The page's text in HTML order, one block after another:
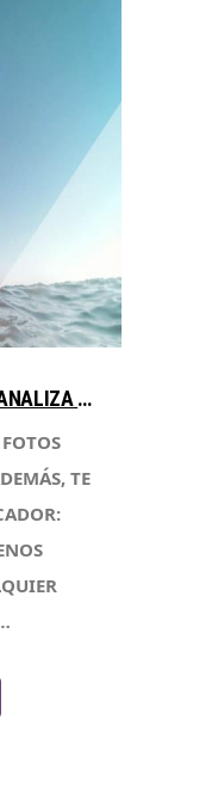
➤ FOTOS MINERALES ANALIZA PRECIO AL COMPRAR EN LIBRERIAESOTERICA.NET
TE